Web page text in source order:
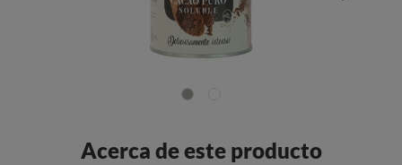
Acerca de este producto